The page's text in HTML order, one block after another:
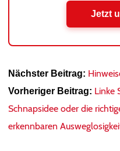
Jetzt
Nächster Beitrag:
Vorheriger Beitrag: Linke
Schnapsidee oder die
erkennbaren